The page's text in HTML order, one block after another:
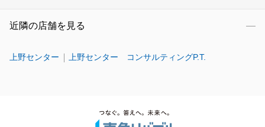
近隣の店舗を見る
上野センター 上野センター コンサルティングP.T.